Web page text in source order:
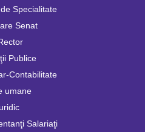
Specialitate
Senat
Publice
Contabilitate
umane
Salariaţi